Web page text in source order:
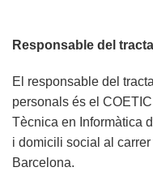
Responsable del
El responsable del
personals és el
Tècnica en Informàtica
i domicili social al
Barcelona.